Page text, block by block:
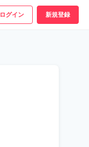
ログイン 新規登録